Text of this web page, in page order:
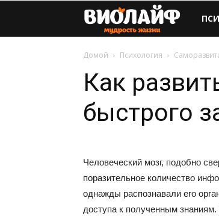
Домой Психология
Как
быстрого
Человеческий мозг, подобно
поразительное количество
однажды распознавали его
доступа к полученным